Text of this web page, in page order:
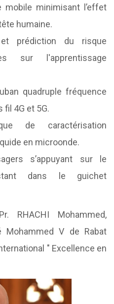
mobile minimisant l’effet
humaine.
prédiction du risque
sur l'apprentissage
quadruple fréquence
4G et 5G.
de caractérisation
en microonde.
s’appuyant sur le
dans le guichet
RHACHI Mohammed,
Mohammed V de Rabat
" Excellence en